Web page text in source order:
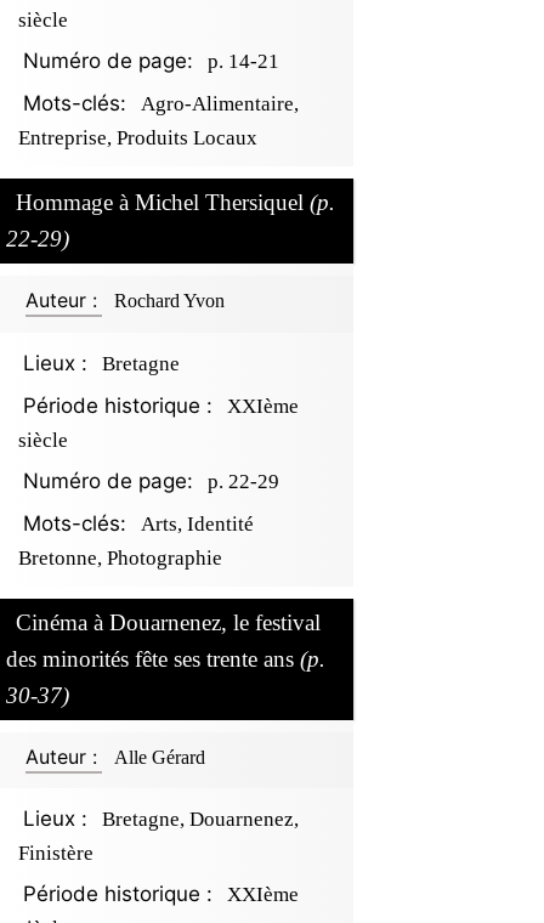
siècle
Numéro de page: p. 14-21
Mots-clés:
Agro-Alimentaire,
Entreprise, Produits Locaux
Hommage à Michel Thersiquel (p.
22-29)
Auteur : Rochard Yvon
Lieux : Bretagne
Période historique :
XXIème
siècle
Numéro de page: p. 22-29
Mots-clés:
Arts, Identité
Bretonne, Photographie
Cinéma à Douarnenez, le festival
des minorités fête ses trente ans (p.
30-37)
Auteur : Alle Gérard
Lieux :
Bretagne, Douarnenez,
Finistère
Période historique :
XXIème